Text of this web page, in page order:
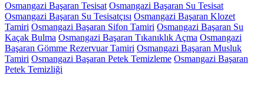
Osmangazi Başaran Tesisat Osmangazi Başaran Su Tesisat
Osmangazi Başaran Su Tesisatçısı Osmangazi Başaran Klozet
Tamiri Osmangazi Başaran Sifon Tamiri Osmangazi Başaran Su
Kaçak Bulma Osmangazi Başaran Tıkanıklık Açma Osmangazi
Başaran Gömme Rezervuar Tamiri Osmangazi Başaran Musluk
Tamiri Osmangazi Başaran Petek Temizleme Osmangazi Başaran
Petek Temizliği